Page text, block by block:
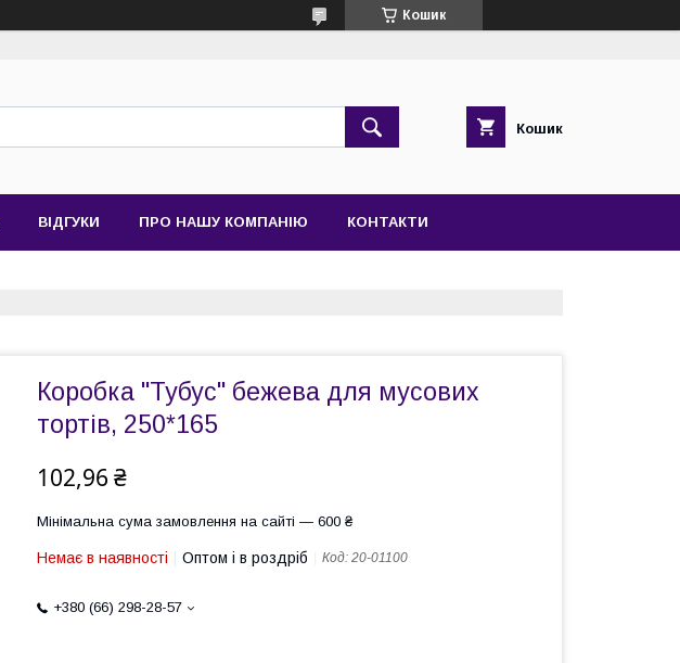
Кошик
Кошик
ВІДГУКИ ПРО НАШУ КОМПАНІЮ КОНТАКТИ
Коробка "Тубус" бежева для мусових
тортів, 250*165
102,96 ₴
Мінімальна сума замовлення на сайті — 600 ₴
Немає в наявності Оптом і в роздріб Код: 20-01100
+380 (66) 298-28-57